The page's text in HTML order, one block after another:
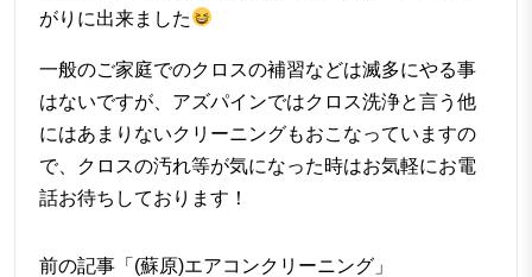
がりに出来ました
一般のご家庭でのクロスの補習などは滅多にやる事
はないですが、アズパインではクロス洗浄と言う他
にはあまりないクリーニングもおこなっていますの
で、クロスの汚れ等が気になった時はお気軽にお電
話お待ちしております！
前の記事「 (蘇原)エアコンクリーニング 」